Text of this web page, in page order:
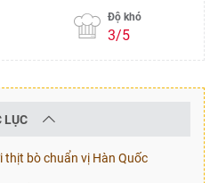
Độ khó
3/5
LỤC
thịt bò chuẩn vị Hàn Quốc